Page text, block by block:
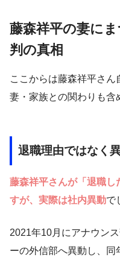
藤森祥平の妻に
判の真相
ここからは藤森祥平さん
妻・家族との関わりも含
退職理由ではなく
藤森祥平さんが「退職し
すが、実際は社内異動で
2021年10月にアナウン
ーの外信部へ異動し、